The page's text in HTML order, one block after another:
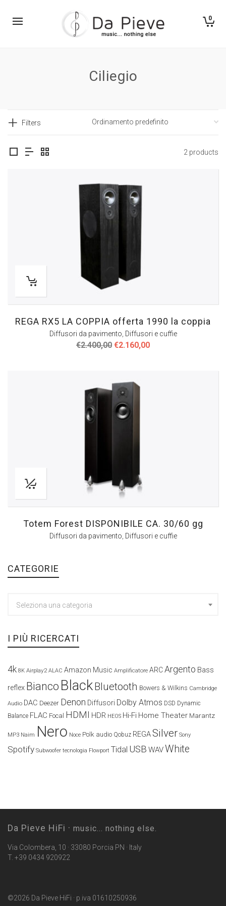
0
Ciliegio
Filters
2 products
REGA RX5 LA COPPIA offerta 1990 la coppia
Diffusori da pavimento, Diffusori e cuffie
€2.400,00 Il
€2.400,00.
€2.160,00Il
Totem Forest DISPONIBILE CA. 30/60 gg
Diffusori da pavimento Diffusori e cuffie
CATEGORIE
Seleziona una categoria
I PIÙ RICERCATI
4k 8K Airplay2 ALAC Amazon Music Amplificatore ARCArgento Bass
reflex Bianco BlackBluetooth Bowers & Wilkins Cambridge
Audio DAC Deezer Denon Diffusori Dolby Atmos DSD Dynamic
Balance FLAC Focal HDMI HDR HEOS Hi-Fi Home Theater Marantz
MP3 Naim Nero Noce Polk audio Qobuz REGASilver Sony
Spotify Subwoofer tecnologia Flowport Tidal USB WAVWhite
Da Pieve HiFi · music... nothing else.
Via Colombera, 10 · 33080 Porcia PN · Italy
T. +39 0434 920922
©2026 Da Pieve HiFi · p.iva 01610250936